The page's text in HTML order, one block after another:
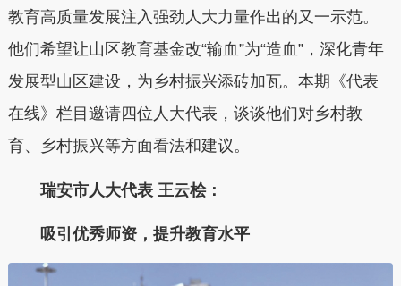
教育高质量发展注入强劲人大力量作出的又一示范。
他们希望让山区教育基金改“输血”为“造血”，深化青年
发展型山区建设，为乡村振兴添砖加瓦。本期《代表
在线》栏目邀请四位人大代表，谈谈他们对乡村教
育、乡村振兴等方面看法和建议。
瑞安市人大代表 王云桧：
吸引优秀师资，提升教育水平